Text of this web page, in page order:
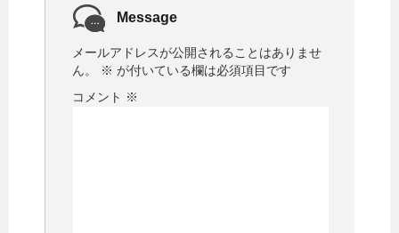
Message
メールアドレスが公開されることはありませ
ん。
※ が付いている欄は必須項目です
コメント ※